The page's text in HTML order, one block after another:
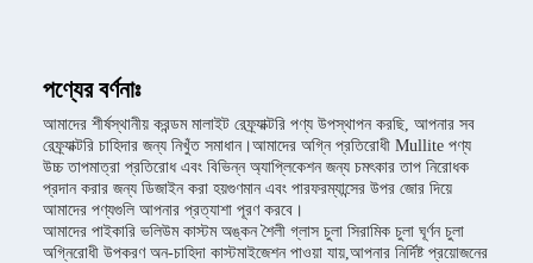
পণ্যের বর্ণনাঃ
আমাদের শীর্ষস্থানীয় করন্ডম মালাইট রেফ্র্যাক্টরি পণ্য উপস্থাপন করছি, আপনার সব
রেফ্র্যাক্টরি চাহিদার জন্য নিখুঁত সমাধান।আমাদের অগ্নি প্রতিরোধী Mullite পণ্য
উচ্চ তাপমাত্রা প্রতিরোধ এবং বিভিন্ন অ্যাপ্লিকেশন জন্য চমৎকার তাপ নিরোধক
প্রদান করার জন্য ডিজাইন করা হয়গুণমান এবং পারফরম্যান্সের উপর জোর দিয়ে
আমাদের পণ্যগুলি আপনার প্রত্যাশা পূরণ করবে।
আমাদের পাইকারি ভলিউম কাস্টম অঙ্কন শৈলী গ্লাস চুলা সিরামিক চুলা ঘূর্ণন চুলা
অগ্নিরোধী উপকরণ অন-চাহিদা কাস্টমাইজেশন পাওয়া যায়,আপনার নির্দিষ্ট প্রয়োজনের